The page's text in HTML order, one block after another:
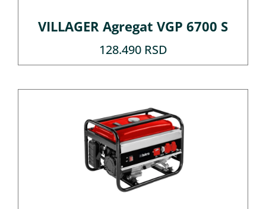
VILLAGER Agregat VGP 6700 S
128.490 RSD